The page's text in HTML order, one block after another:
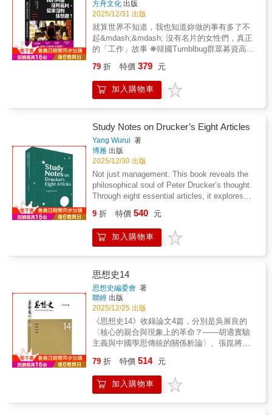
在方式，則人類就已經自我設定了自殺的路
徑。只有全然出自純粹表像的機器，才可能最
絕對地實現純粹表像的抽象要求。個別具象著
終極綜合是人類能夠超越單質同一表像的存在
本性。如果人類僅僅被大腦完全支配，而大腦
腦（AI之類的機器）必然會超越人類並反過來
統治人類。抽象置頂的結局，羅馬已經有了前
車之鑒；不同是，羅馬帝國只是一方神聖，此
次抽象文化危及的卻是整個人類的命運。本書
只是邀請尚清醒者，除了發掘當下絕境的來
處，也到另外兩個基本文化進路裡面，追問一
下拯救的可能。
看清一舉一動背後的動機，還能克服這些因
子，在人生的道路上，做出對自己也對他人最
明智的決定。好評推薦甘偵蓉 | 東海大學哲學
系助理教授哲學普及Youtuber 超級歪
（SuperY）鐘穎 | 心理學作家、愛智者書窩版
主
方舟文化 出版
2025/12/31 出版
就算世界不知道，我也知道妳做的事有多了不
起&mdash;&mdash; 沒有名片的女性們，真正
的「工作」故事 ❋韓國Tumblbug群眾募資高速
導獎」 ❋兩性平等媒體獎 大賞 ❋韓國記者協
會「本月記者獎」 ❋第54屆韓國記者獎 ❋慶祝
創刊76週年「京鄉大獎」得獎作品 「我們
作』。」 京鄉新聞性別企劃團隊訪談了數
十位女性，記錄她們的人生， 以新聞報導
形式公開後，透過社群募資迅速達成1,442%的
集資目標， 獲得熱烈迴響，終於以單行本
形式重新包裝、正式出版。 這是一本從
「工作」的視角，記錄高齡女性們一生努力的
訪談集， 講述了終其一生往返家中與外
面、身兼多職的女性們。 但比起姓名，人
們更常稱她們為「誰的妻子或媽媽」
常見，常見到甚至被視為無關緊要， 現
在，我們將試圖傾聽那些講述常見故事的人們
的聲音， 透過這本書，我們想為這些女性
般席捲而來，但我並沒有逃走。」 本書由
五段「上班路」構成，從工作去理解她們的生
活： 第一條：凌晨四點出門，經營了二十
多年麵店的大姊， 替我們開啟通往那個時
代的大門。 第二條：聚焦於婚後承擔家務
的女性&mdash;&mdash;全職主婦， 以及
「她們總是閒在家裡」的偏見。 第三條：
男尊女卑與女性主義的碰撞，揭示不同世代女
性的勞動樣貌。 第四條：不同於都市，農
村仍籠罩在另一種父權陰影之下， 那些女
79 折 特價 379 元
加入購物車
Study Notes on Drucker’s Eight Articles
Yang Wurui 著
博雅 出版
2025/12/30 出版
Not just management. This book reveals the
philosophical soul of Peter Drucker’s thought.
Through eight essential articles, it explores
leaders and thinkers to look beyond
techniques and rediscover management as a
deeply human endeavor.Unveiling the Soul of
Articles offers a profound and personal
exploration of Peter Drucker’s most critical
writings. Developed through a close
collaboration with Shao Minglo’s compilation
To Know the Real Drucker, this volume
transcends traditional management
commentary to reveal the philosophical
bedrock of Drucker’s worldview.The author,
originally a scholar of ancient Chinese
management guru, but as a great thinker in
the lineage of Dostoevsky and Thomas Mann.
Through a journey that traverses the diagnosis
9 折 特價 540 元
加入購物車
思想史14
思想史編委會 著
聯經 出版
2025/12/25 出版
《思想史14》收錄論文4篇，分別是吳展良的
〈核心的親合與現象上的革命？——胡適實驗
主義與中國學思傳統的關係析論〉、張崑將的
港台儒家論現代中國 (1911-1949)〉、溫楨文的
〈民國佛教改革對社會變遷的回應：以太虛為
例（1912-1945）〉
79 折 特價 514 元
加入購物車